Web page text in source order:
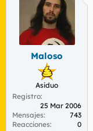
Maloso
Asiduo
Registro
25 Mar 2006
Mensajes
743
Reacciones
0